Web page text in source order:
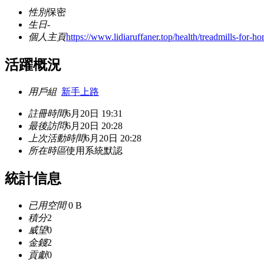
性別保密
生日-
個人主頁https://www.lidiaruffaner.top/health/treadmills-for-
活躍概況
用戶組 新手上路
註冊時間6月20日 19:31
最後訪問6月20日 20:28
上次活動時間6月20日 20:28
所在時區使用系統默認
統計信息
已用空間0 B
積分2
威望0
金錢2
貢獻0